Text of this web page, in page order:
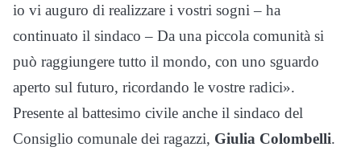
io vi auguro di realizzare i vostri sogni – ha
continuato il sindaco – Da una piccola comunità si
può raggiungere tutto il mondo, con uno sguardo
aperto sul futuro, ricordando le vostre radici».
Presente al battesimo civile anche il sindaco del
Consiglio comunale dei ragazzi, Giulia Colombelli.